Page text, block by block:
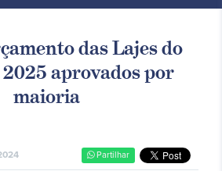
das Lajes do
aprovados por
maioria
Partilhar